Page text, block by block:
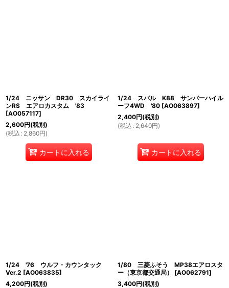
1/24 ニッサン DR30 スカイライ
ンRS エアロカスタム '83
[AO057117]
2,600円(税別)
(税込 : 2,860円)
カートに入れる
1/24 スバル K88 サンバーハイル
ーフ4WD '80 [AO063897]
2,400円(税別)
(税込 : 2,640円)
カートに入れる
1/24 '76 ウルフ・カウンタック
Ver.2 [AO063835]
4,200円(税別)
1/80 三菱ふそう MP38エアロスタ
ー（東京都交通局）
[AO062791]
3,400円(税別)